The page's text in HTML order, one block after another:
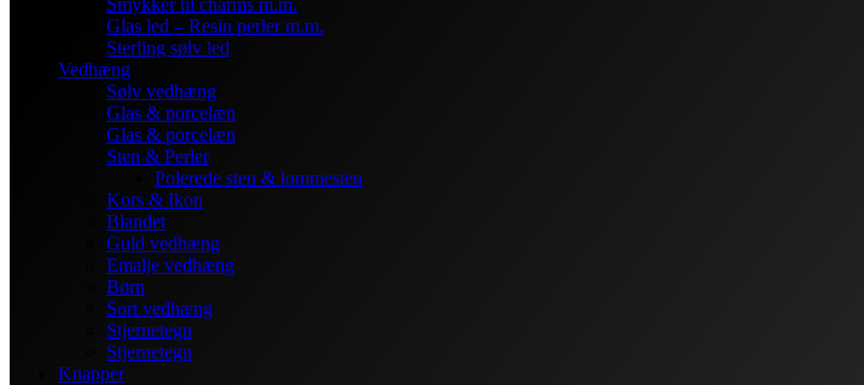
Smykker til charms m.m.
Glas led – Resin perler m.m.
Sterling sølv led
Vedhæng
Sølv vedhæng
Glas & porcelæn
Glas & porcelæn
Sten & Perler
Polerede sten & lommesten
Kors & Ikon
Blandet
Guld vedhæng
Emalje vedhæng
Børn
Sort vedhæng
Stjernetegn
Stjernetegn
Knapper